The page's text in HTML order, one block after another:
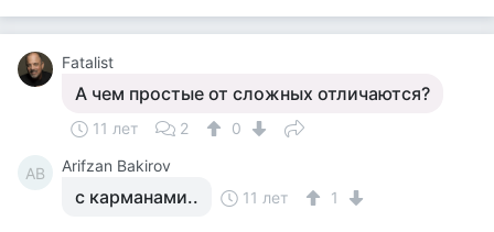
Fatalist
А чем простые от сложных отличаются?
11 лет 2 0
AB Arifzan Bakirov
с карманами.. 11 лет 1